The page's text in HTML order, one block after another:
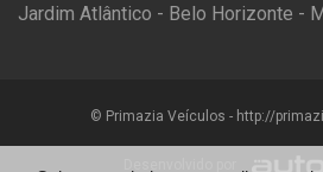
Jardim Atlântico - Belo Horizonte -
© Primazia Veículos - http://